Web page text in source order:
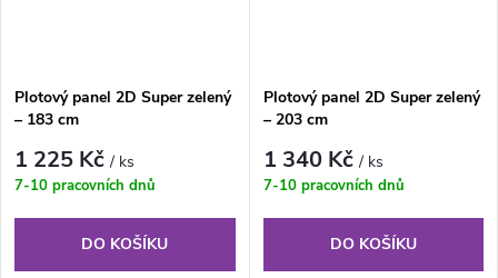
Plotový panel 2D Super zelený
– 183 cm
1 225 Kč/ ks
7-10 pracovních dnů
DO KOŠÍKU
Plotový panel 2D Super zelený
– 203 cm
1 340 Kč/ ks
7-10 pracovních dnů
DO KOŠÍKU